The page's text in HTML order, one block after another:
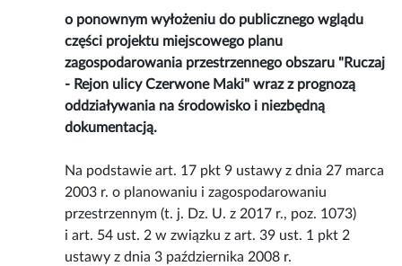
o ponownym wyłożeniu do publicznego wglądu
części projektu miejscowego planu
zagospodarowania przestrzennego obszaru "Ruczaj
- Rejon ulicy Czerwone Maki" wraz z prognozą
oddziaływania na środowisko i niezbędną
dokumentacją.
Na podstawie art. 17 pkt 9 ustawy z dnia 27 marca
2003 r. o planowaniu i zagospodarowaniu
przestrzennym (t. j. Dz. U. z 2017 r., poz. 1073)
i art. 54 ust. 2 w związku z art. 39 ust. 1 pkt 2
ustawy z dnia 3 października 2008 r.